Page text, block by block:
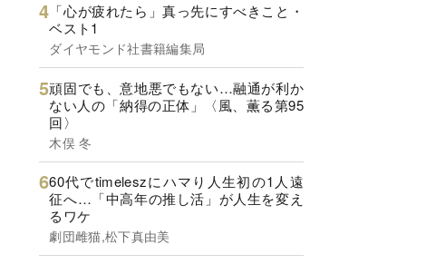
「心が疲れたら」真っ先にすべきこと・
ベスト1
ダイヤモンド社書籍編集局
頑固でも、意地悪でもない…融通が利か
ない人の「納得の正体」〈風、薫る第95
回〉
木俣 冬
60代でtimeleszにハマり人生初の1人遠
征へ…「中高年の推し活」が人生を変え
るワケ
劇団雌猫,松下真由美